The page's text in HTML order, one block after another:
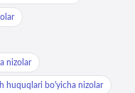
nizolar
huquqlari bo'yicha nizolar